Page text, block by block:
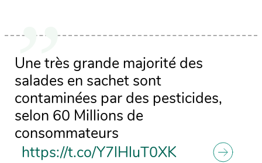
Une très grande majorité des
salades en sachet sont
contaminées par des pesticides,
selon 60 Millions de
consommateurs
https://t.co/Y7lHluT0XK